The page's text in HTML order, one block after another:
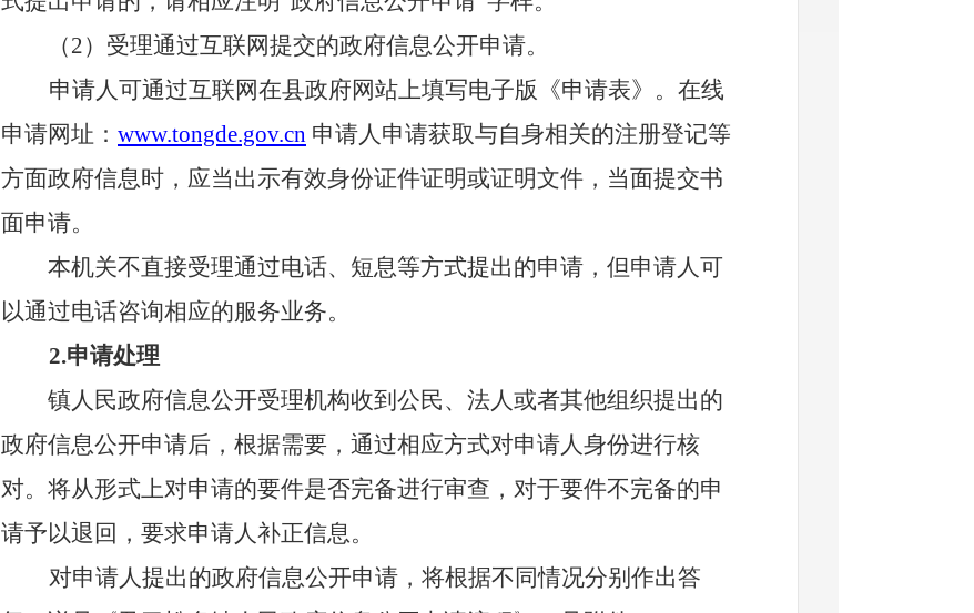
（2）受理通过互联网提交的政府信息公开申请。
申请人可通过互联网在县政府网站上填写电子版《申请表》。在线
申请网址： www.tongde.gov.cn 申请人申请获取与自身相关的注册登记等
方面政府信息时，应当出示有效身份证件证明或证明文件，当面提交书
面申请。
本机关不直接受理通过电话、短息等方式提出的申请，但申请人可
以通过电话咨询相应的服务业务。
2.申请处理
镇人民政府信息公开受理机构收到公民、法人或者其他组织提出的
政府信息公开申请后，根据需要，通过相应方式对申请人身份进行核
对。将从形式上对申请的要件是否完备进行审查，对于要件不完备的申
请予以退回，要求申请人补正信息。
对申请人提出的政府信息公开申请，将根据不同情况分别作出答